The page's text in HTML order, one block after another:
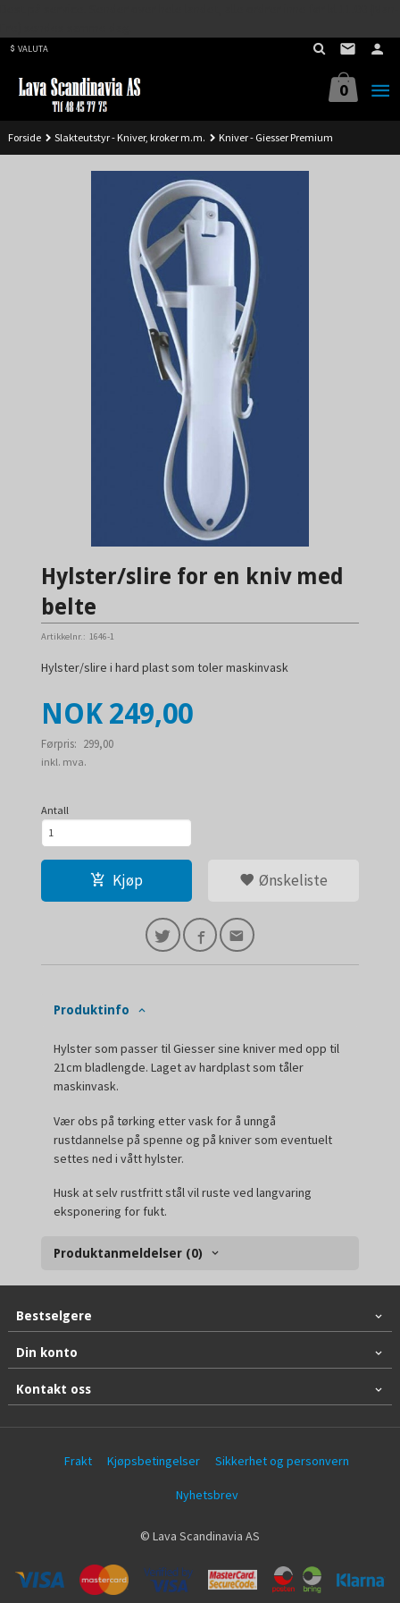
VALUTA
0
Forside Slakteutstyr - Kniver, kroker m.m. Kniver - Giesser Premium
Hylster/slire for en kniv med
belte
Artikkelnr.: 1646-1
Hylster/slire i hard plast som toler maskinvask
Tilbud
NOK 249,00
Førpris: 299,00
Rabatt
inkl. mva.
Antall
Kjøp Ønskeliste
Produktinfo
Hylster som passer til Giesser sine kniver med opp til
21cm bladlengde. Laget av hardplast som tåler
maskinvask.
Vær obs på tørking etter vask for å unngå
rustdannelse på spenne og på kniver som eventuelt
settes ned i vått hylster.
Husk at selv rustfritt stål vil ruste ved langvaring
eksponering for fukt.
Produktanmeldelser (0)
Bestselgere
Din konto
Kontakt oss
Frakt Kjøpsbetingelser Sikkerhet og personvern
Nyhetsbrev
© Lava Scandinavia AS